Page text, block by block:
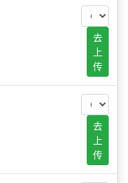
去
上
传
去
上
传